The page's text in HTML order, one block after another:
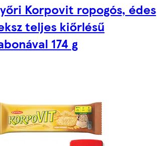
Korpovit ropogós, édes
teljes kiőrlésű
174 g